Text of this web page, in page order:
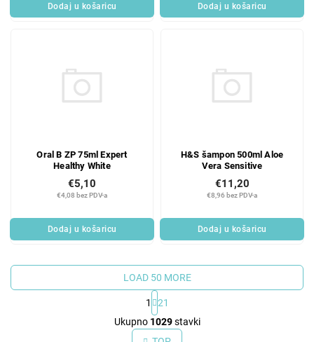
Dodaj u košaricu Dodaj u košaricu
Oral B ZP 75ml Expert
Healthy White
€4,08 bez PDV-a
€5,10
Dodaj u košaricu
H&S šampon 500ml Aloe
Vera Sensitive
€8,96 bez PDV-a
€11,20
Dodaj u košaricu
L
i
LOAD 50 MORE
1
21
Ukupno 1029stavki